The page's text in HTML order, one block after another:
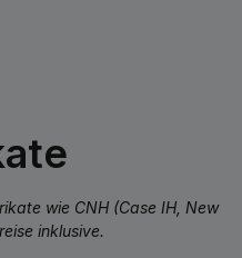
wie CNH (Case IH, New
inklusive.